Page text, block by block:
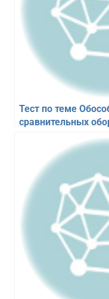
Тест по теме
сравнительных